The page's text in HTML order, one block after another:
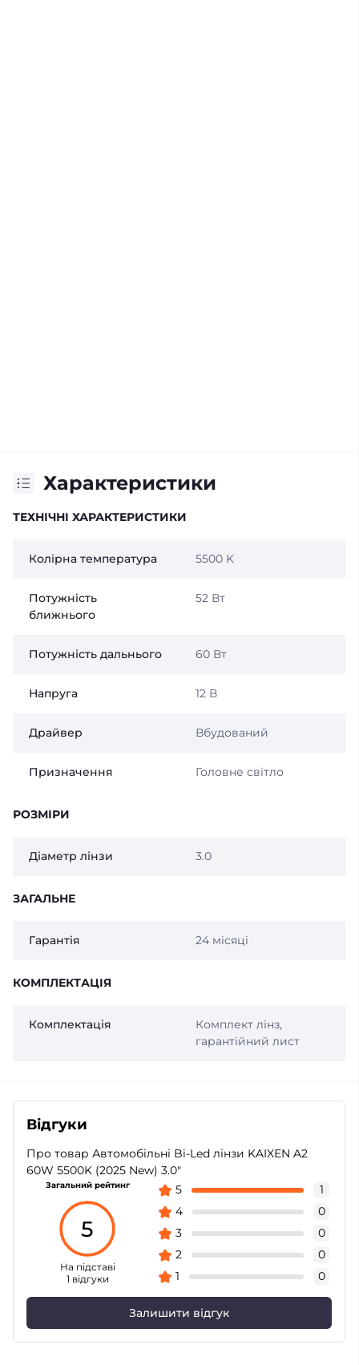
Характеристики
ТЕХНІЧНІ ХАРАКТЕРИСТИКИ
Колірна температура 5500 K
Потужність
ближнього
52 Вт
Потужність дальнього 60 Вт
Напруга 12 В
Драйвер Вбудований
Призначення Головне світло
РОЗМІРИ
Діаметр лінзи 3.0
ЗАГАЛЬНЕ
Гарантія 24 місяці
КОМПЛЕКТАЦІЯ
Комплектація
Комплект лінз,
гарантійний лист
Відгуки
Про товар Автомобільні Bi-Led лінзи KAIXEN A2
60W 5500K (2025 New) 3.0"
Загальний рейтинг
5
На підставі
1 відгуки
5
1
4
0
3
0
2
0
1
0
Залишити відгук